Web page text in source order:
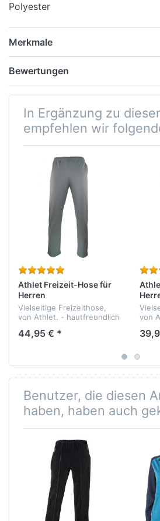
Polyester
Merkmale
Bewertungen
In Ergänzung zu
empfehlen wir
Athlet Freizeit-Hose für
Herren
Vielseitige Freizeithose,
von Athlet. - hautfreundlich
formbeständig - Qualität:
44,95 € *
von
Benutzer, die diesen
haben, haben auch